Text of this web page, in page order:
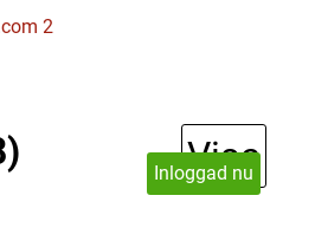
Visa
Inloggad nu